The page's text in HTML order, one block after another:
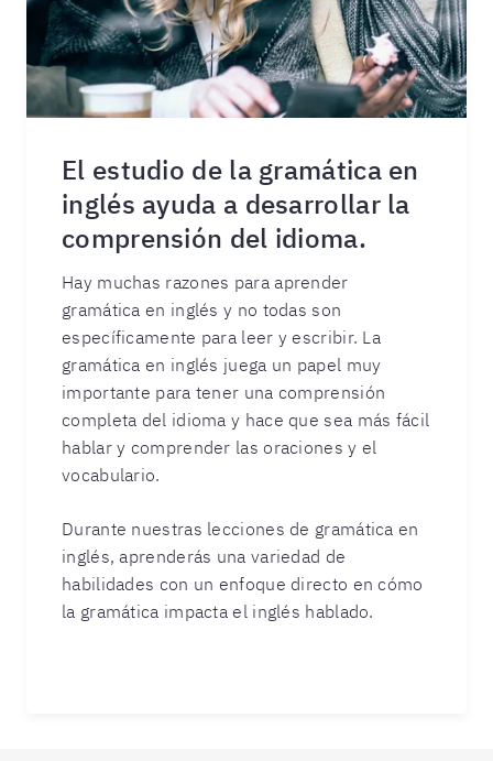
El estudio de la gramática en
inglés ayuda a desarrollar la
comprensión del idioma.
Hay muchas razones para aprender
gramática en inglés y no todas son
específicamente para leer y escribir. La
gramática en inglés juega un papel muy
importante para tener una comprensión
completa del idioma y hace que sea más fácil
hablar y comprender las oraciones y el
vocabulario.
Durante nuestras lecciones de gramática en
inglés, aprenderás una variedad de
habilidades con un enfoque directo en cómo
la gramática impacta el inglés hablado.